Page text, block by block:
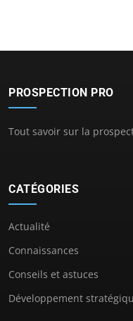
PROSPECTION PRO
Tout savoir sur la
CATÉGORIES
Actualité
Connaissances
Conseils et astuces
Développement